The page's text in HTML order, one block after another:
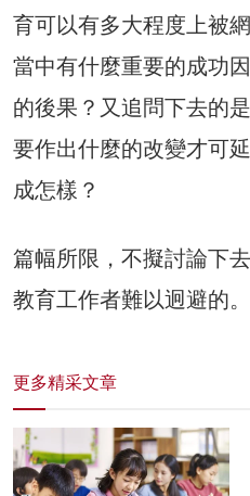
育可以有多大程度上被
當中有什麼重要的成功
的後果？又追問下去的
要作出什麼的改變才可
成怎樣？
篇幅所限，不擬討論下
教育工作者難以迥避的。
更多精采文章